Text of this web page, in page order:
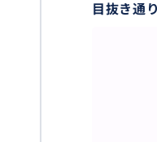
りご見学いただけます
目抜き通